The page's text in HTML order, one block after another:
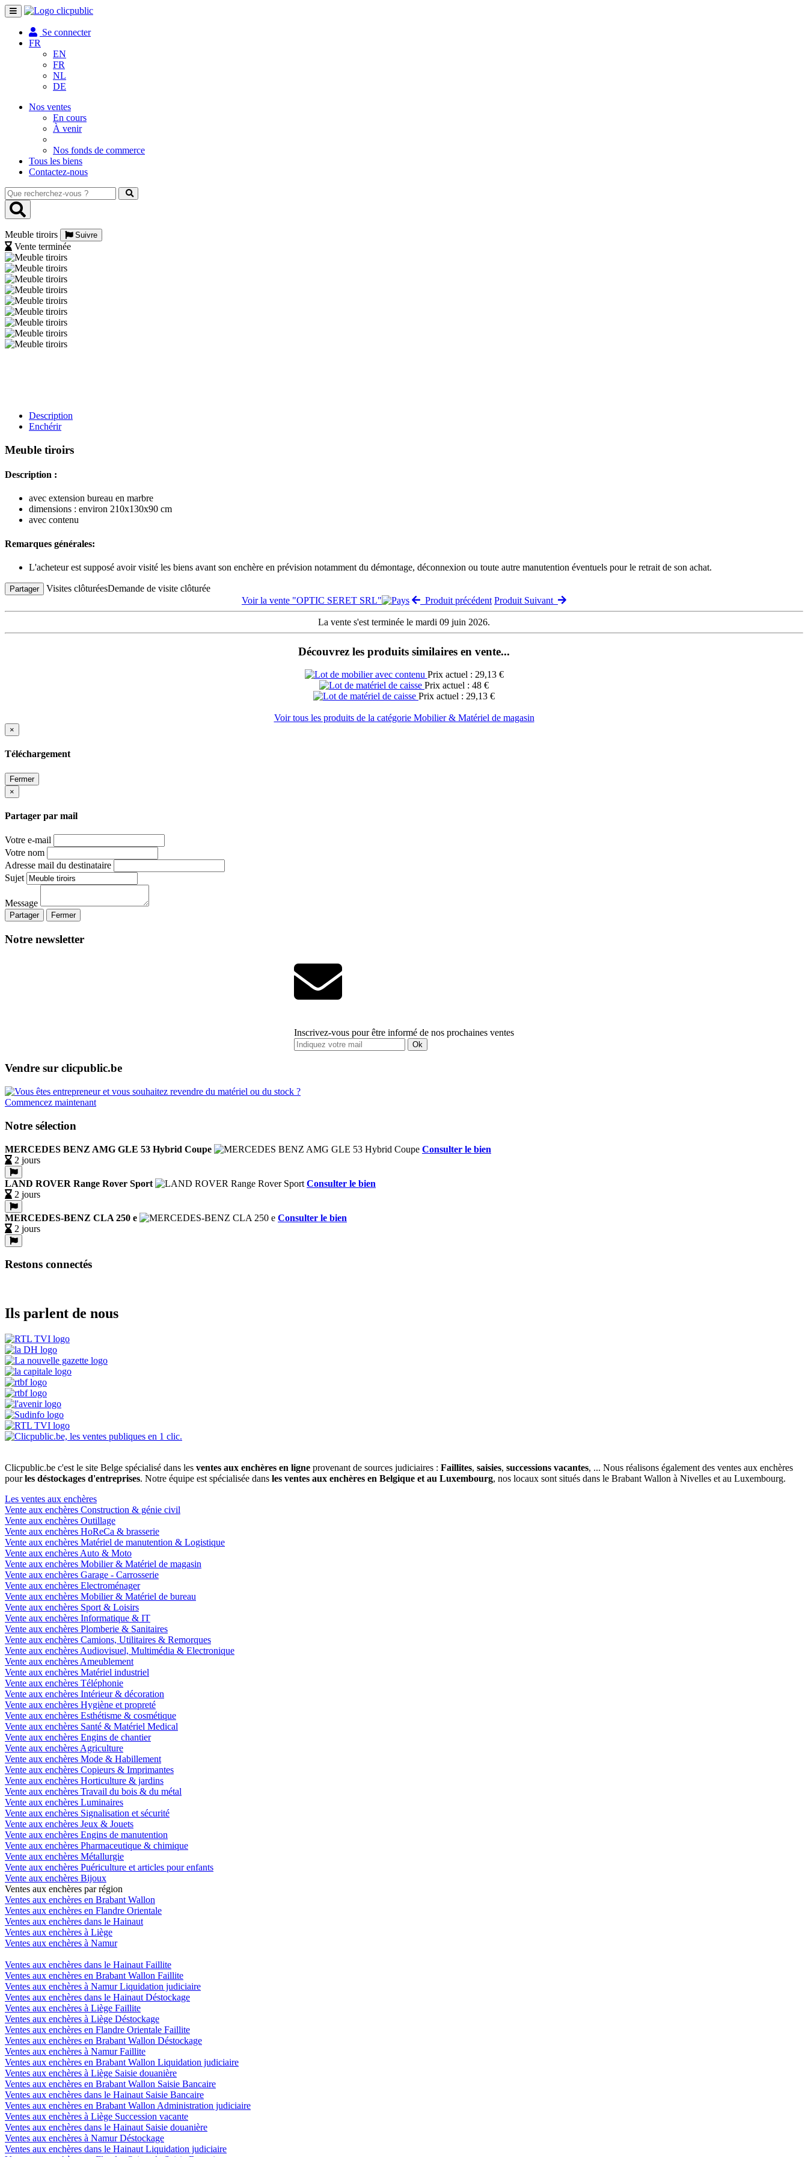
Toggle
navigation
Se connecter
FR
EN
FR
NL
DE
Nos ventes
En cours
À venir
Nos fonds de commerce
Tous les biens
Contactez-nous
Que
recherchez-
vous
Meuble tiroirs
Suivre
Vente terminée
Description
Enchérir
Meuble tiroirs
Description :
avec extension bureau en marbre
dimensions : environ 210x130x90 cm
avec contenu
Remarques générales:
L'acheteur est supposé avoir visité les biens avant son enchère en prévision notamment du démontage, déconnexion ou toute autre manutention éventuels pour le retrait de son achat.
Partager Visites clôturéesDemande de visite clôturée
Voir la vente "OPTIC SERET SRL"
Produit précédent Produit Suivant
La vente s'est terminée le mardi 09 juin 2026.
Découvrez les produits similaires en vente...
Prix actuel : 29,13 €
Prix actuel : 48 €
Prix actuel : 29,13 €
Voir tous les produits de la catégorie Mobilier & Matériel de magasin
×
Téléchargement
Fermer
×
Partager par mail
Votre e-mail
Votre nom
Adresse mail du destinataire
Sujet
Message
Partager Fermer
Notre newsletter
Inscrivez-vous pour être informé de nos prochaines ventes
Ok
Vendre sur clicpublic.be
Commencez maintenant
Notre sélection
MERCEDES BENZ AMG GLE 53 Hybrid Coupe
Consulter le bien
2 jours
LAND ROVER Range Rover Sport
Consulter le bien
2 jours
MERCEDES-BENZ CLA 250 e
Consulter le bien
2 jours
Restons connectés
Ils parlent de nous
Clicpublic.be c'est le site Belge spécialisé dans les ventes aux enchères en ligne provenant de sources judiciaires : Faillites, saisies, successions vacantes, ... Nous réalisons également des ventes aux enchères
pourles déstockages d'entreprises. Notre équipe est spécialisée dans les ventes aux enchères en Belgique et au Luxembourg, nos locaux sont situés dans le Brabant Wallon à Nivelles et au Luxembourg.
Les ventes aux enchères
Vente aux enchères Construction & génie civil
Vente aux enchères Outillage
Vente aux enchères HoReCa & brasserie
Vente aux enchères Matériel de manutention & Logistique
Vente aux enchères Auto & Moto
Vente aux enchères Mobilier & Matériel de magasin
Vente aux enchères Garage - Carrosserie
Vente aux enchères Electroménager
Vente aux enchères Mobilier & Matériel de bureau
Vente aux enchères Sport & Loisirs
Vente aux enchères Informatique & IT
Vente aux enchères Plomberie & Sanitaires
Vente aux enchères Camions, Utilitaires & Remorques
Vente aux enchères Audiovisuel, Multimédia & Electronique
Vente aux enchères Ameublement
Vente aux enchères Matériel industriel
Vente aux enchères Téléphonie
Vente aux enchères Intérieur & décoration
Vente aux enchères Hygiène et propreté
Vente aux enchères Esthétisme & cosmétique
Vente aux enchères Santé & Matériel Medical
Vente aux enchères Engins de chantier
Vente aux enchères Agriculture
Vente aux enchères Mode & Habillement
Vente aux enchères Copieurs & Imprimantes
Vente aux enchères Horticulture & jardins
Vente aux enchères Travail du bois & du métal
Vente aux enchères Luminaires
Vente aux enchères Signalisation et sécurité
Vente aux enchères Jeux & Jouets
Vente aux enchères Engins de manutention
Vente aux enchères Pharmaceutique & chimique
Vente aux enchères Métallurgie
Vente aux enchères Puériculture et articles pour enfants
Vente aux enchères Bijoux
Ventes aux enchères par région
Ventes aux enchères en Brabant Wallon
Ventes aux enchères en Flandre Orientale
Ventes aux enchères dans le Hainaut
Ventes aux enchères à Liège
Ventes aux enchères à Namur
Ventes aux enchères dans le Hainaut Faillite
Ventes aux enchères en Brabant Wallon Faillite
Ventes aux enchères à Namur Liquidation judiciaire
Ventes aux enchères dans le Hainaut Déstockage
Ventes aux enchères à Liège Faillite
Ventes aux enchères à Liège Déstockage
Ventes aux enchères en Flandre Orientale Faillite
Ventes aux enchères en Brabant Wallon Déstockage
Ventes aux enchères à Namur Faillite
Ventes aux enchères en Brabant Wallon Liquidation judiciaire
Ventes aux enchères à Liège Saisie douanière
Ventes aux enchères en Brabant Wallon Saisie Bancaire
Ventes aux enchères dans le Hainaut Saisie Bancaire
Ventes aux enchères en Brabant Wallon Administration judiciaire
Ventes aux enchères à Liège Succession vacante
Ventes aux enchères dans le Hainaut Saisie douanière
Ventes aux enchères à Namur Déstockage
Ventes aux enchères dans le Hainaut Liquidation judiciaire